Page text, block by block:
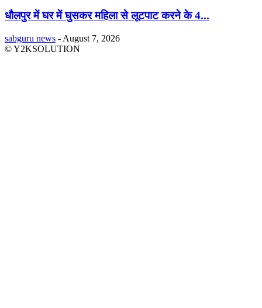
धौलपुर में घर में घुसकर महिला से लूटपाट करने के 4...
sabguru news - August 7, 2026
© Y2KSOLUTION